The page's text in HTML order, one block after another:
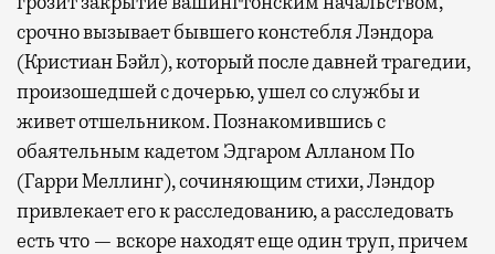
срочно вызывает бывшего констебля Лэндора
(Кристиан Бэйл), который после давней трагедии,
произошедшей с дочерью, ушел со службы и
живет отшельником. Познакомившись с
обаятельным кадетом Эдгаром Алланом По
(Гарри Меллинг), сочиняющим стихи, Лэндор
привлекает его к расследованию, а расследовать
есть что — вскоре находят еще один труп, причем